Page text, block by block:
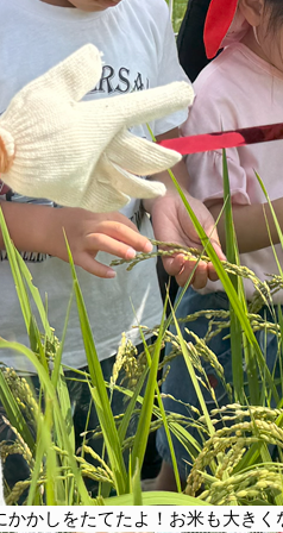
かかしをたてたよ！お米も大き